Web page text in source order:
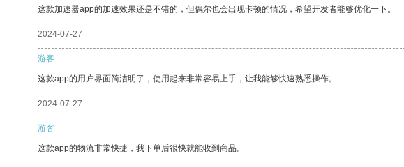
这款加速器app的加速效果还是不错的，但偶尔也会出现卡顿的情况，希望开发者能够优化一下。
2024-07-27
游客
这款app的用户界面简洁明了，使用起来非常容易上手，让我能够快速熟悉操作。
2024-07-27
游客
这款app的物流非常快捷，我下单后很快就能收到商品。